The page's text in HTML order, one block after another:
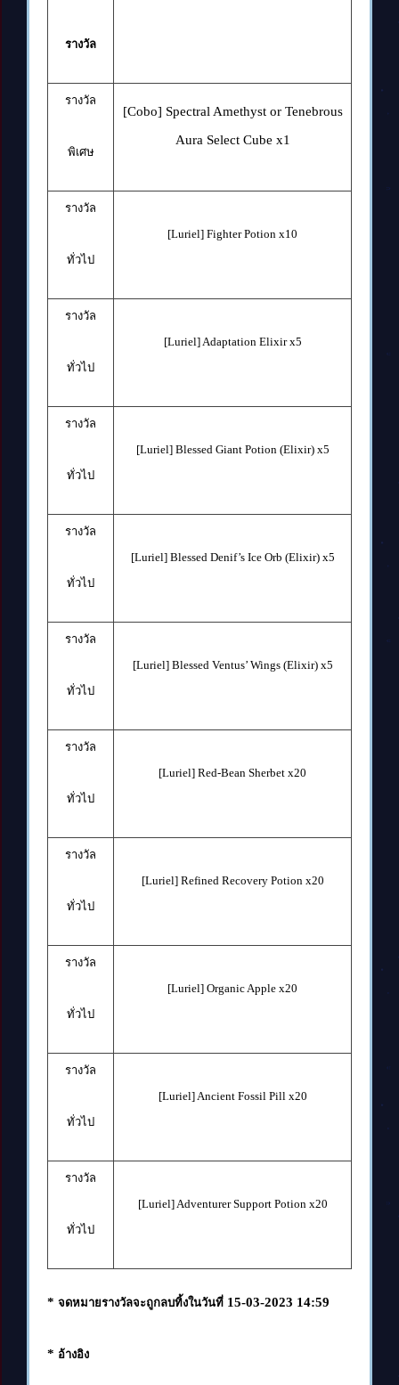
รางวัล
รางวัล
พิเศษ
[Cobo] Spectral Amethyst or Tenebrous
Aura Select Cube x1
รางวัล
ทั่วไป
[Luriel] Fighter Potion x10
รางวัล
ทั่วไป
[Luriel] Adaptation Elixir x5
รางวัล
ทั่วไป
[Luriel] Blessed Giant Potion (Elixir) x5
รางวัล
ทั่วไป
[Luriel] Blessed Denif’s Ice Orb (Elixir) x5
รางวัล
ทั่วไป
[Luriel] Blessed Ventus’ Wings (Elixir) x5
รางวัล
ทั่วไป
[Luriel] Red-Bean Sherbet x20
รางวัล
ทั่วไป
[Luriel] Refined Recovery Potion x20
รางวัล
ทั่วไป
[Luriel] Organic Apple x20
รางวัล
ทั่วไป
[Luriel] Ancient Fossil Pill x20
รางวัล
ทั่วไป
[Luriel] Adventurer Support Potion x20
* จดหมายรางวัลจะถูกลบทิ้งในวันที่ 15-03-2023 14:59
* อ้างอิง